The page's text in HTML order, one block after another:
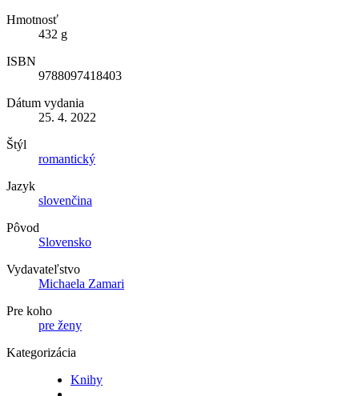
Hmotnosť
432 g
ISBN
9788097418403
Dátum vydania
25. 4. 2022
Štýl
romantický
Jazyk
slovenčina
Pôvod
Slovensko
Vydavateľstvo
Michaela Zamari
Pre koho
pre ženy
Kategorizácia
Knihy